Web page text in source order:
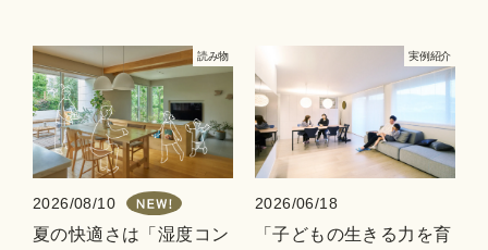
読み物
2026/08/10
夏の快適さは「湿度コン
実例紹介
2026/06/18
「子どもの生きる力を育